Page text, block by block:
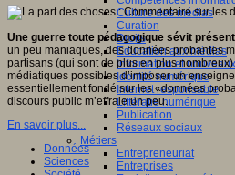
Culture des médias
Curation
Droits
Education aux médias
Information et
Identité numérique
Internet responsable
Littératie numérique
Publication
Réseaux sociaux
Métiers
Entrepreneuriat
Entreprises
Une guerre toute pédagogique sévit
un peu maniaques, des données probantes
partisans (qui sont de plus en plus
médiatiques possibles d’imposer un
essentiellement fondé sur les «données
discours public m’effraie un peu.
En savoir plus...
Données
Sciences